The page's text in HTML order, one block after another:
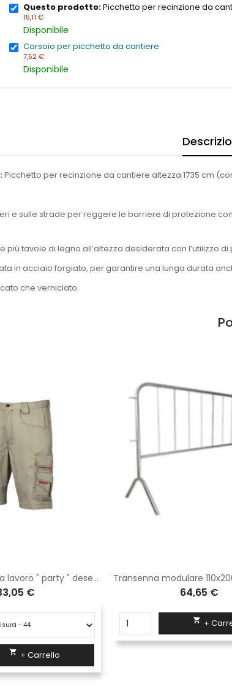
Questo prodotto:Picchetto per recinzione da
15,11 €
Disponibile
Corsoio per picchetto da cantiere
7,52 €
Disponibile
Picchetto per recinzione da cantiere altezza 1735 cm
e sulle strade per reggere le barriere di protezione
più tavole di legno all’altezza desiderata con l’utilizzo di
in acciaio forgiato, per garantire una lunga durata
che verniciato.
Pantaloni corti da lavoro " party " desert sand
€
 + Carrello
64,65 €
 +